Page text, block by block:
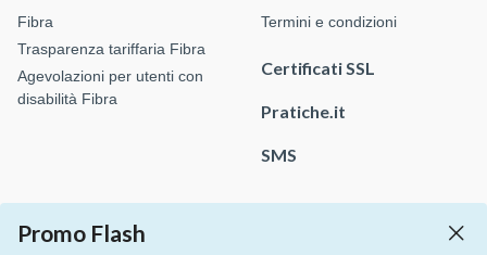
Promo Flash
Fibra
Trasparenza tariffaria Fibra
Agevolazioni per utenti con
disabilità Fibra
Termini e condizioni
Certificati SSL
Pratiche.it
SMS